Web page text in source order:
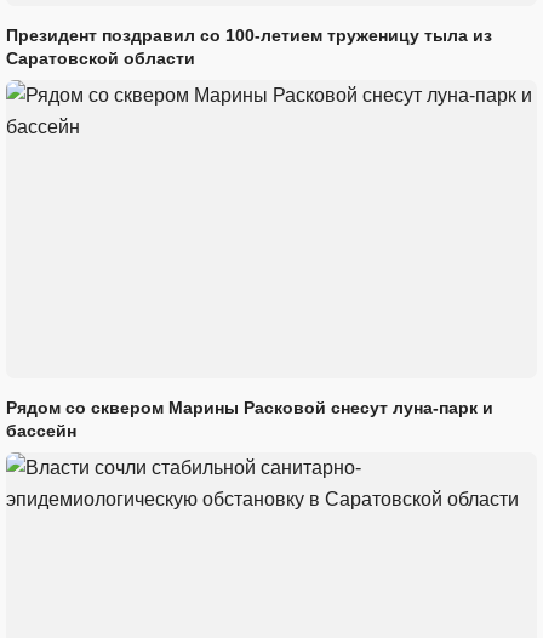
Президент поздравил со 100-летием труженицу тыла из
Саратовской области
Рядом со сквером Марины Расковой снесут луна-парк и
бассейн